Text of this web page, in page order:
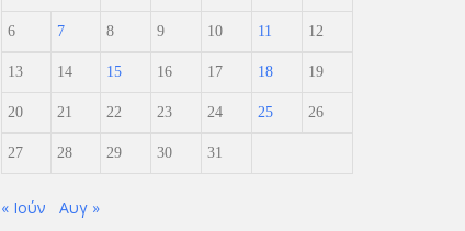
6 7 8 9 10 11 12
13 14 15 16 17 18 19
20 21 22 23 24 25 26
27 28 29 30 31
« Ιούν Αυγ »